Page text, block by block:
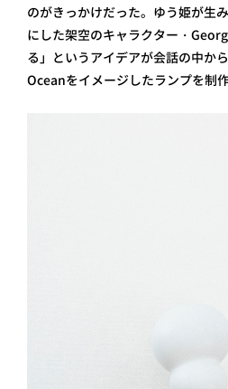
のがきっかけだった。ゆう姫が生
にした架空のキャラクター・
る」というアイデアが会話の中か
Oceanをイメージしたランプを制